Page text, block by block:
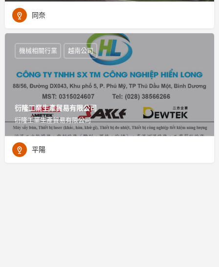
同奈
衍隆工業生產貿易有限公司
衍隆工業生產貿易有限公司
機械相關行業 越南公司
平陽